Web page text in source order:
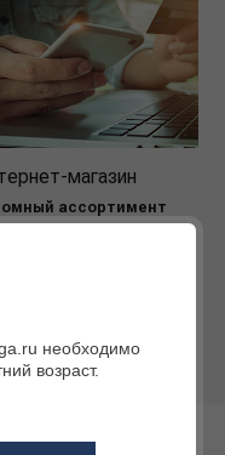
магазин
ассортимент
для охоты и
необходимо
возраст.